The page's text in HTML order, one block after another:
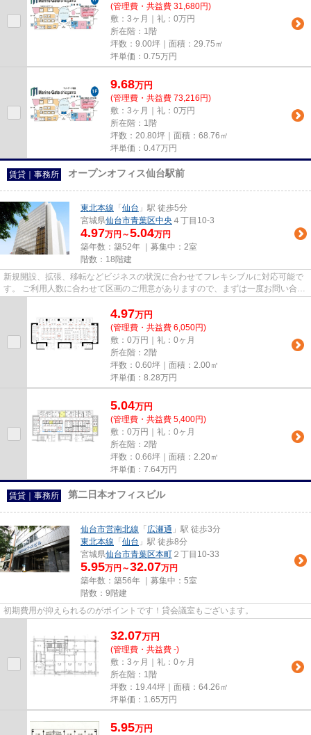
(管理費・共益費 31,680円)
敷：3ヶ月｜礼：0万円
所在階：1階
坪数：9.00坪｜面積：29.75㎡
坪単価： 0.75万円
9.68万円
(管理費・共益費 73,216円)
敷：3ヶ月｜礼：0万円
所在階：1階
坪数：20.80坪｜面積：68.76㎡
坪単価： 0.47万円
賃貸｜事務所 オープンオフィス仙台駅前
東北本線 「 仙台 」駅 徒歩5分
宮城県仙台市青葉区中央 ４丁目10-3
4.97万円～5.04万円
築年数：築52年 ｜募集中： 2室
階数：18階建
新規開設、拡張、移転などビジネスの状況に合わせてフレキシブルに対応可能で
す。 ご利用人数に合わせて区画のご用意がありますので、まずは一度お問い合わ
4.97万円
(管理費・共益費 6,050円)
敷：0万円｜礼：0ヶ月
所在階：2階
坪数：0.60坪｜面積：2.00㎡
坪単価： 8.28万円
5.04万円
(管理費・共益費 5,400円)
敷：0万円｜礼：0ヶ月
所在階：2階
坪数：0.66坪｜面積：2.20㎡
坪単価： 7.64万円
賃貸｜事務所 第二日本オフィスビル
仙台市営南北線 「 広瀬通 」駅 徒歩3分
東北本線 「 仙台 」駅 徒歩8分
宮城県仙台市青葉区本町 ２丁目10-33
5.95万円～32.07万円
築年数：築56年 ｜募集中： 5室
階数：9階建
初期費用が抑えられるのがポイントです！貸会議室もございます。
32.07万円
(管理費・共益費 -)
敷：3ヶ月｜礼：0ヶ月
所在階：1階
坪数：19.44坪｜面積：64.26㎡
坪単価： 1.65万円
5.95万円